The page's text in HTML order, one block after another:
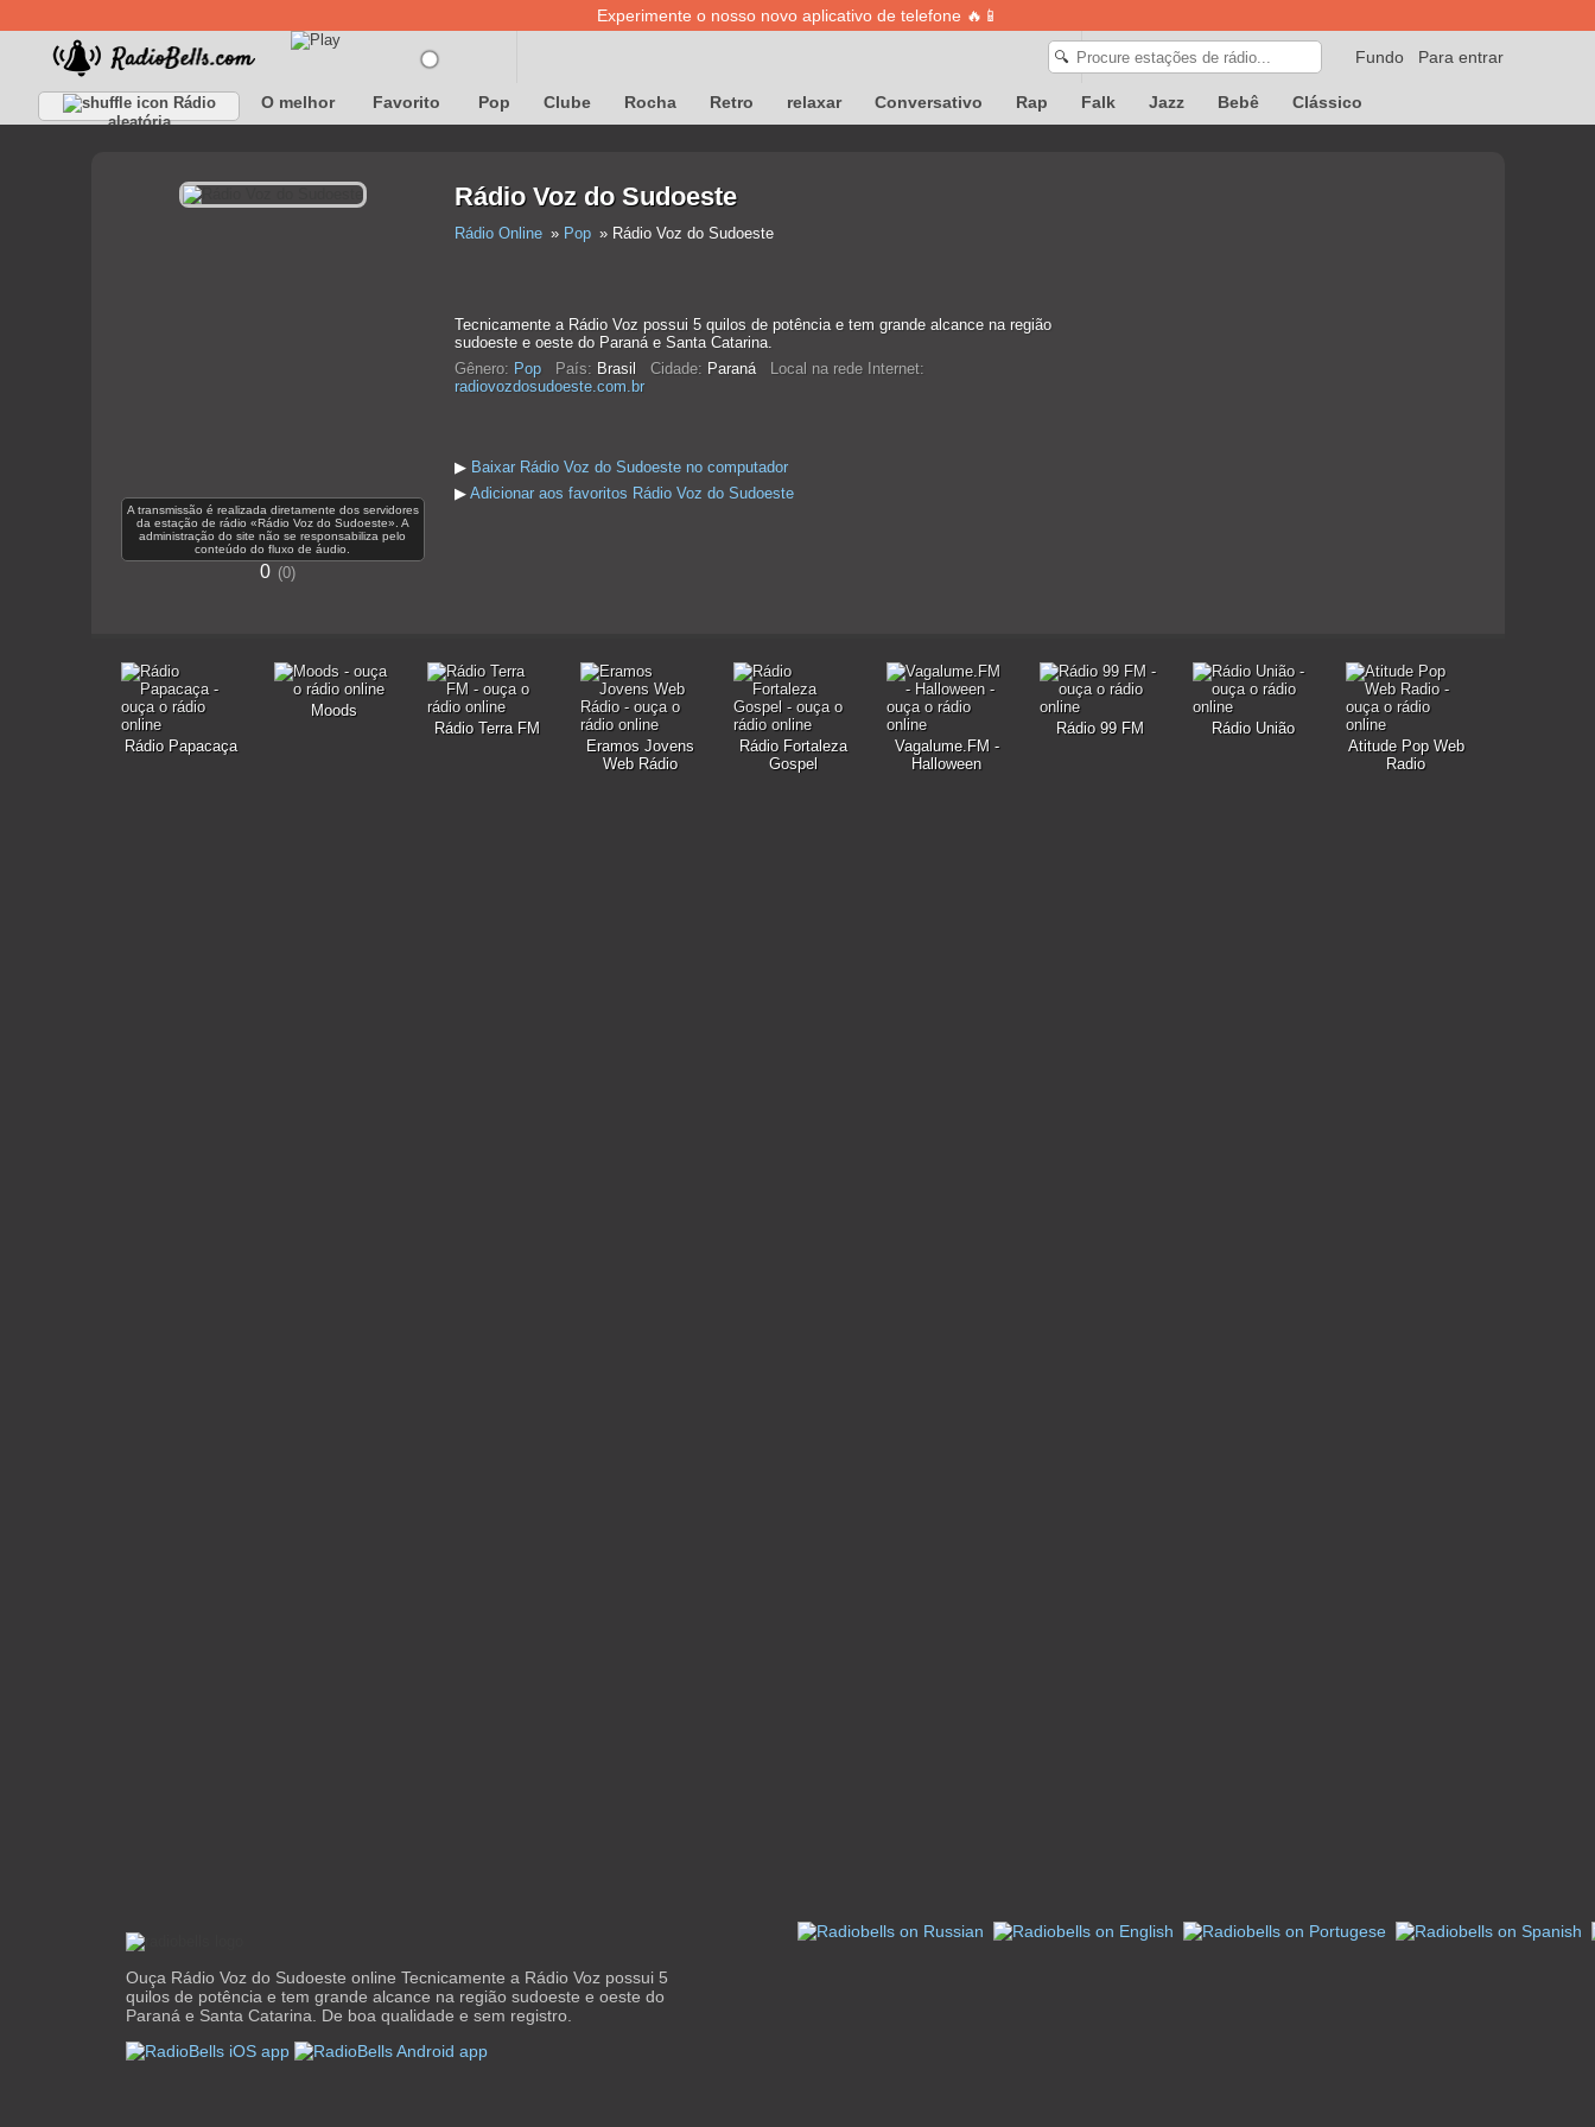
Experimente o nosso novo aplicativo de telefone 🔥📱
Para entrar
Fundo
🔍
Rádio
aleatória
O melhor Favorito Pop Clube Rocha Retro relaxar Conversativo Rap Falk Jazz Bebê Clássico
A transmissão é realizada diretamente dos servidores
da estação de rádio «Rádio Voz do Sudoeste». A
administração do site não se responsabiliza pelo
conteúdo do fluxo de áudio.
0 0
Rádio Voz do Sudoeste
Rádio Online Pop Rádio Voz do Sudoeste
Tecnicamente a Rádio Voz possui 5 quilos de potência e tem grande alcance na região
sudoeste e oeste do Paraná e Santa Catarina.
Gênero: Pop País: Brasil Cidade: Paraná
Local na rede Internet:
radiovozdosudoeste.com.br
▶ Baixar Rádio Voz do Sudoeste no computador
▶ Adicionar aos favoritos Rádio Voz do Sudoeste
Rádio Papacaça
Moods
Rádio Terra FM
Eramos Jovens
Web Rádio
Rádio Fortaleza
Gospel
Vagalume.FM -
Halloween
Rádio 99 FM
Rádio União
Atitude Pop Web
Radio
Ouça Rádio Voz do Sudoeste online Tecnicamente a Rádio Voz possui 5
quilos de potência e tem grande alcance na região sudoeste e oeste do
Paraná e Santa Catarina. De boa qualidade e sem registro.